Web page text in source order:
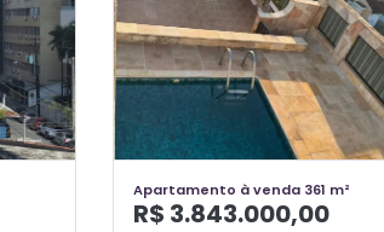
Apartamento à venda 361 m²
R$ 3.843.000,00